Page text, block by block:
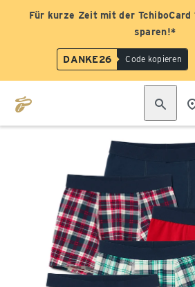
Für kurze Zeit mit der
sparen!*
DANKE26 Code kopieren